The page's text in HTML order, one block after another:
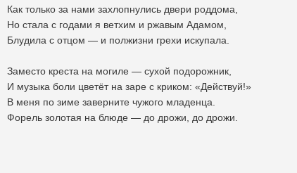
Как только за нами захлопнулись двери роддома,
Но стала с годами я ветхим и ржавым Адамом,
Блудила с отцом — и полжизни грехи искупала.
Заместо креста на могиле — сухой подорожник,
И музыка боли цветёт на заре с криком: «Действуй!»
В меня по зиме заверните чужого младенца.
Форель золотая на блюде — до дрожи, до дрожи.